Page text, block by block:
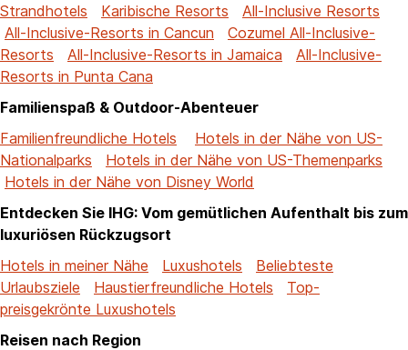
Strandhotels
Karibische Resorts
All-Inclusive Resorts
All-Inclusive-Resorts in Cancun
Cozumel All-Inclusive-
Resorts
All-Inclusive-Resorts in Jamaica
All-Inclusive-
Resorts in Punta Cana
Familienspaß & Outdoor-Abenteuer
Familienfreundliche Hotels
Hotels in der Nähe von US-
Nationalparks
Hotels in der Nähe von US-Themenparks
Hotels in der Nähe von Disney World
Entdecken Sie IHG: Vom gemütlichen Aufenthalt bis zum
luxuriösen Rückzugsort
Hotels in meiner Nähe
Luxushotels
Beliebteste
Urlaubsziele
Haustierfreundliche Hotels
Top-
preisgekrönte Luxushotels
Reisen nach Region